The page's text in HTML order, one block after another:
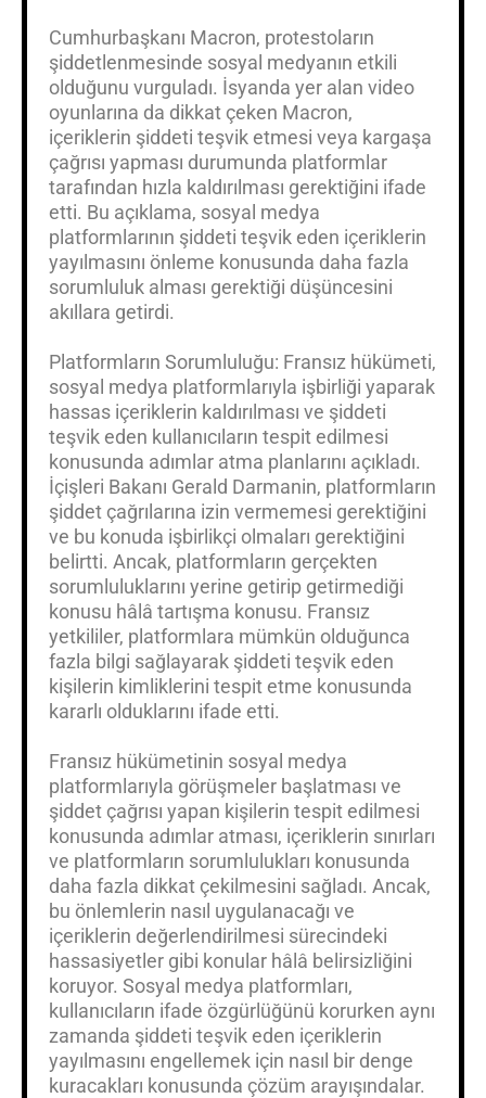
Cumhurbaşkanı Macron, protestoların
şiddetlenmesinde sosyal medyanın etkili
olduğunu vurguladı. İsyanda yer alan video
oyunlarına da dikkat çeken Macron,
içeriklerin şiddeti teşvik etmesi veya kargaşa
çağrısı yapması durumunda platformlar
tarafından hızla kaldırılması gerektiğini ifade
etti. Bu açıklama, sosyal medya
platformlarının şiddeti teşvik eden içeriklerin
yayılmasını önleme konusunda daha fazla
sorumluluk alması gerektiği düşüncesini
akıllara getirdi.
Platformların Sorumluluğu: Fransız hükümeti,
sosyal medya platformlarıyla işbirliği yaparak
hassas içeriklerin kaldırılması ve şiddeti
teşvik eden kullanıcıların tespit edilmesi
konusunda adımlar atma planlarını açıkladı.
İçişleri Bakanı Gerald Darmanin, platformların
şiddet çağrılarına izin vermemesi gerektiğini
ve bu konuda işbirlikçi olmaları gerektiğini
belirtti. Ancak, platformların gerçekten
sorumluluklarını yerine getirip getirmediği
konusu hâlâ tartışma konusu. Fransız
yetkililer, platformlara mümkün olduğunca
fazla bilgi sağlayarak şiddeti teşvik eden
kişilerin kimliklerini tespit etme konusunda
kararlı olduklarını ifade etti.
Fransız hükümetinin sosyal medya
platformlarıyla görüşmeler başlatması ve
şiddet çağrısı yapan kişilerin tespit edilmesi
konusunda adımlar atması, içeriklerin sınırları
ve platformların sorumlulukları konusunda
daha fazla dikkat çekilmesini sağladı. Ancak,
bu önlemlerin nasıl uygulanacağı ve
içeriklerin değerlendirilmesi sürecindeki
hassasiyetler gibi konular hâlâ belirsizliğini
koruyor. Sosyal medya platformları,
kullanıcıların ifade özgürlüğünü korurken aynı
zamanda şiddeti teşvik eden içeriklerin
yayılmasını engellemek için nasıl bir denge
kuracakları konusunda çözüm arayışındalar.